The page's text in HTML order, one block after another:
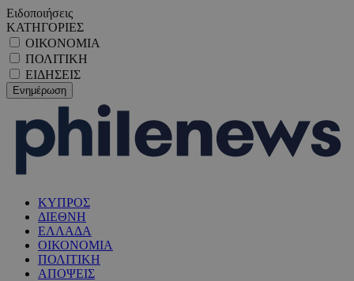
Ειδοποιήσεις
ΚΑΤΗΓΟΡΙΕΣ
ΟΙΚΟΝΟΜΙΑ
ΠΟΛΙΤΙΚΗ
ΕΙΔΗΣΕΙΣ
ΚΥΠΡΟΣ
ΔΙΕΘΝΗ
ΕΛΛΑΔΑ
ΟΙΚΟΝΟΜΙΑ
ΠΟΛΙΤΙΚΗ
ΑΠΟΨΕΙΣ